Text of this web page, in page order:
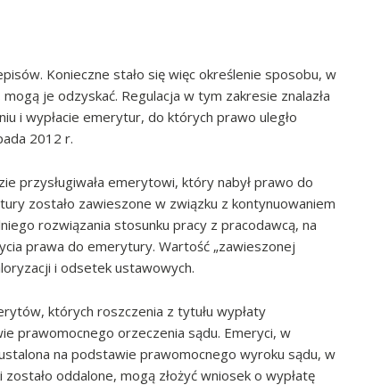
Konieczne stało się więc określenie sposobu, w
je odzyskać. Regulacja w tym zakresie znalazła
i wypłacie emerytur, do których prawo uległo
2012 r.
przysługiwała emerytowi, który nabył prawo do
zostało zawieszone w związku z kontynuowaniem
rozwiązania stosunku pracy z pracodawcą, na
prawa do emerytury. Wartość „zawieszonej
i odsetek ustawowych.
których roszczenia z tytułu wypłaty
prawomocnego orzeczenia sądu. Emeryci, w
na podstawie prawomocnego wyroku sądu, w
oddalone, mogą złożyć wniosek o wypłatę